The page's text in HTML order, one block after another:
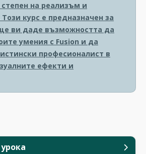
на реализъм и
курс е предназначен за
ви даде възможността да
умения с Fusion и да
професионалист в
ефекти и